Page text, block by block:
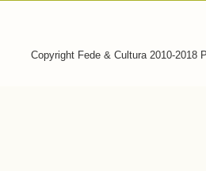
Copyright Fede & Cultura 2010-2018